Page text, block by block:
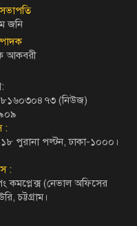
জনি
আকবরী
(নিউজ)
:
পুরানা পল্টন, ঢাকা-১০০০।
:
কমপ্লেক্স (নেভাল অফিসের
চট্টগ্রাম।